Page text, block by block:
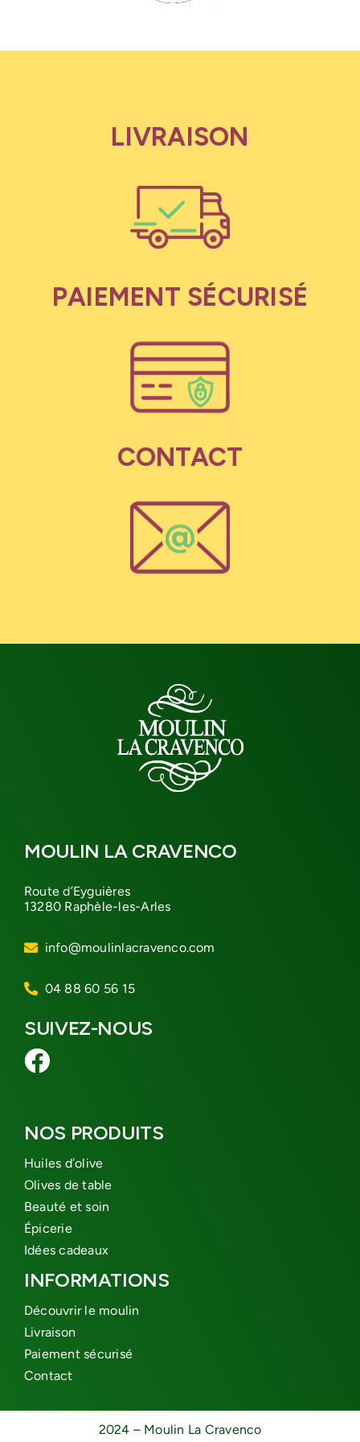
LIVRAISON
PAIEMENT SÉCURISÉ
CONTACT
MOULIN LA CRAVENCO
Route d’Eyguières
13280 Raphèle-les-Arles
info@moulinlacravenco.com
04 88 60 56 15
SUIVEZ-NOUS
NOS PRODUITS
Huiles d’olive
Olives de table
Beauté et soin
Épicerie
Idées cadeaux
INFORMATIONS
Découvrir le moulin
Livraison
Paiement sécurisé
Contact
2024 – Moulin La Cravenco